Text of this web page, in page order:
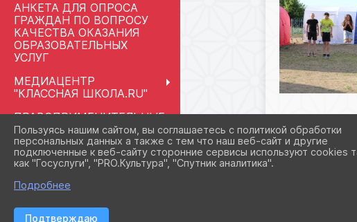
АНКЕТА ДЛЯ ОПРОСА
ГРАЖДАН ПО ВОПРОСУ
КАЧЕСТВА ОКАЗАНИЯ
ОБРАЗОВАТЕЛЬНЫХ
УСЛУГ
МЕДИАЦЕНТР
"КЛАССНАЯ ШКОЛА.RU"
ПРАВОПРИМЕНИТЕЛЬНЫЕ
ПРОЦЕДУРЫ
СВЕДЕНИЯ ОБ
ОРГАНИЗАЦИИ ОТДЫХА
ДЕТЕЙ И ИХ
ОЗДОРОВЛЕНИЯ
ПЕДАГОГАМ И
Пользуясь нашим сайтом, вы соглашаетесь с политикой обработки
персональных данных а также с тем что наш веб-сайт и другие
подключенные к веб-сайту сторонние сервисы используют cookies
как "Госуслуги", "PRO.Культура", "Спутник аналитика".
Подробнее
Подтверждаю